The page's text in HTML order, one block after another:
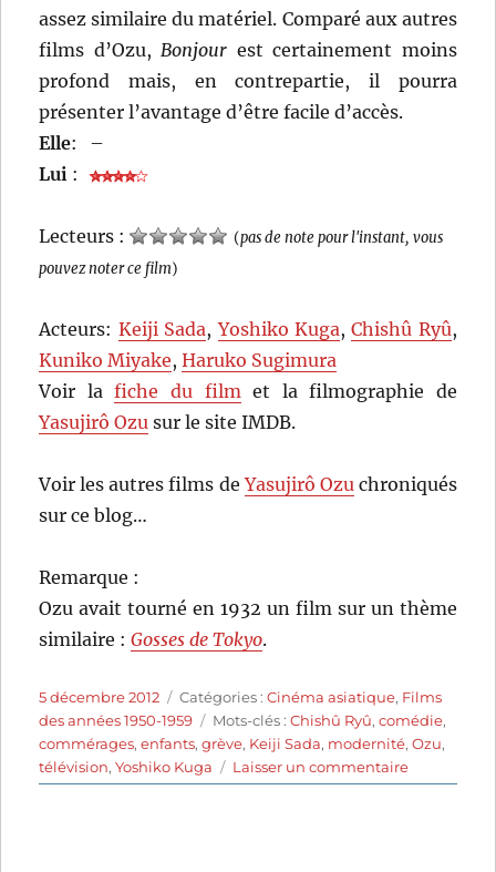
assez similaire du matériel. Comparé aux autres
films d’Ozu, Bonjour est certainement moins
profond mais, en contrepartie, il pourra
présenter l’avantage d’être facile d’accès.
Elle:
–
Lui :
Lecteurs : (pas de note pour l'instant, vous
pouvez noter ce film)
Acteurs: Keiji Sada,Yoshiko Kuga,Chishû Ryû,
Kuniko Miyake,Haruko Sugimura
Voir lafiche du film et la filmographie de
Yasujirô Ozu sur le site IMDB.
Voir les autres films deYasujirô Ozu chroniqués
sur ce blog…
Remarque :
Ozu avait tourné en 1932 un film sur un thème
similaire :Gosses de Tokyo.
Publié
le
5 décembre 2012 Catégories
Catégories :Cinéma asiatique, Films
des années 1950-1959
Étiquettes
Mots-clés :Chishû Ryû,comédie,
commérages,enfants,grève, Keiji Sada, modernité,Ozu,
télévision,Yoshiko Kuga Laisser un commentairesur
Bonjour